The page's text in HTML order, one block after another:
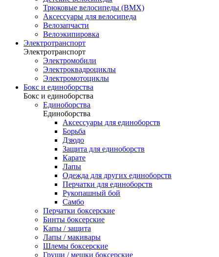
Трюковые велосипеды (BMX)
Аксессуары для велосипеда
Велозапчасти
Велоэкипировка
Электротранспорт
Электротранспорт
Электромобили
Электроквадроциклы
Электромотоциклы
Бокс и единоборства
Бокс и единоборства
Единоборства
Единоборства
Аксессуары для единоборств
Борьба
Дзюдо
Защита для единоборств
Карате
Лапы
Одежда для других единоборств
Перчатки для единоборств
Рукопашный бой
Самбо
Перчатки боксерские
Бинты боксерские
Капы / защита
Лапы / макивары
Шлемы боксерские
Груши / мешки боксерские